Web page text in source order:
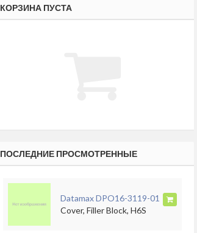
КОРЗИНА ПУСТА
ПОСЛЕДНИЕ ПРОСМОТРЕННЫЕ
Datamax DPO16-3119-01
Cover, Filler Block, H6S